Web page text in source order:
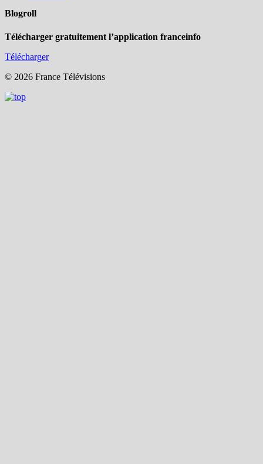
Blogroll
Télécharger gratuitement l’application franceinfo
Télécharger
© 2026 France Télévisions